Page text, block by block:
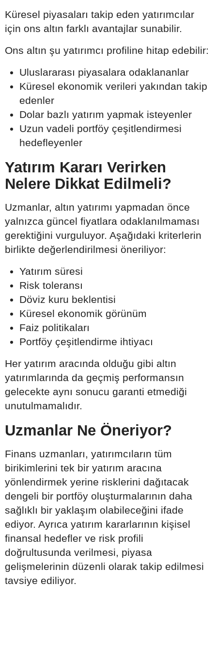
Küresel piyasaları takip eden yatırımcılar
için ons altın farklı avantajlar sunabilir.
Ons altın şu yatırımcı profiline hitap edebilir:
Uluslararası piyasalara odaklananlar
Küresel ekonomik verileri yakından takip
edenler
Dolar bazlı yatırım yapmak isteyenler
Uzun vadeli portföy çeşitlendirmesi
hedefleyenler
Yatırım Kararı Verirken
Nelere Dikkat Edilmeli?
Uzmanlar, altın yatırımı yapmadan önce
yalnızca güncel fiyatlara odaklanılmaması
gerektiğini vurguluyor. Aşağıdaki kriterlerin
birlikte değerlendirilmesi öneriliyor:
Yatırım süresi
Risk toleransı
Döviz kuru beklentisi
Küresel ekonomik görünüm
Faiz politikaları
Portföy çeşitlendirme ihtiyacı
Her yatırım aracında olduğu gibi altın
yatırımlarında da geçmiş performansın
gelecekte aynı sonucu garanti etmediği
unutulmamalıdır.
Uzmanlar Ne Öneriyor?
Finans uzmanları, yatırımcıların tüm
birikimlerini tek bir yatırım aracına
yönlendirmek yerine risklerini dağıtacak
dengeli bir portföy oluşturmalarının daha
sağlıklı bir yaklaşım olabileceğini ifade
ediyor. Ayrıca yatırım kararlarının kişisel
finansal hedefler ve risk profili
doğrultusunda verilmesi, piyasa
gelişmelerinin düzenli olarak takip edilmesi
tavsiye ediliyor.